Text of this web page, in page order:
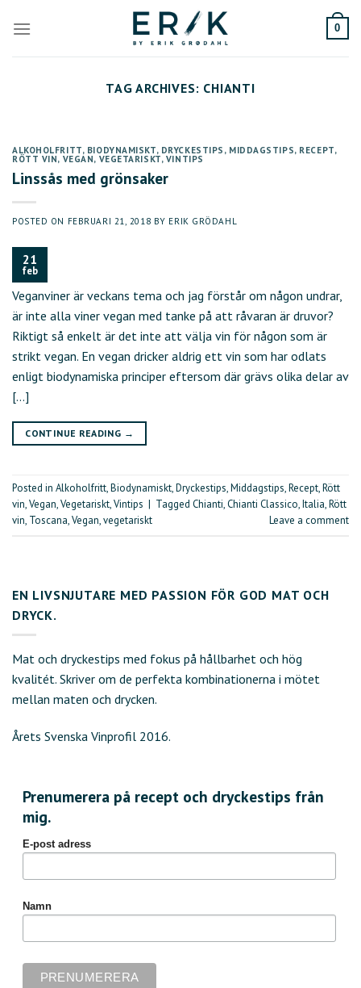
0
TAG ARCHIVES: CHIANTI
ALKOHOLFRITT, BIODYNAMISKT, DRYCKESTIPS , MIDDAGSTIPS, RECEPT,
RÖTT VIN, VEGAN, VEGETARISKT, VINTIPS
Linssås med grönsaker
POSTED ON FEBRUARI 21, 2018 BY ERIK GRÖDAHL
21
feb
Veganviner är veckans tema och jag förstår om någon undrar,
är inte alla viner vegan med tanke på att råvaran är druvor?
Riktigt så enkelt är det inte att välja vin för någon som är
strikt vegan. En vegan dricker aldrig ett vin som har odlats
enligt biodynamiska principer eftersom där grävs olika delar av
[…]
CONTINUE READING →
Posted in Alkoholfritt,Biodynamiskt,Dryckestips,Middagstips,Recept,Rött
vin,Vegan,Vegetariskt,Vintips | Tagged Chianti,Chianti Classico,Italia,Rött
vin, Toscana,Vegan,vegetariskt Leave a comment
EN LIVSNJUTARE MED PASSION FÖR GOD MAT OCH
DRYCK.
Mat och dryckestips med fokus på hållbarhet och hög
kvalitét. Skriver om de perfekta kombinationerna i mötet
mellan maten och drycken.
Årets Svenska Vinprofil 2016.
Prenumerera på recept och dryckestips från
mig.
E-post adress
Namn